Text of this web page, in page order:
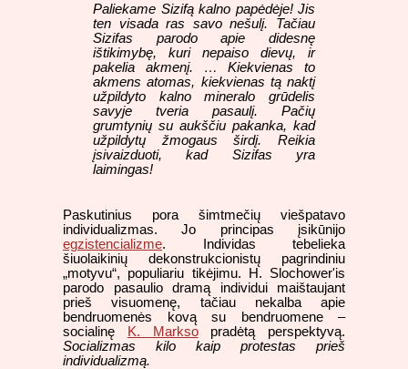
Paliekame Sizifą kalno papėdėje! Jis
ten visada ras savo nešulį. Tačiau
Sizifas parodo apie didesnę
ištikimybę, kuri nepaiso dievų, ir
pakelia akmenį. … Kiekvienas to
akmens atomas, kiekvienas tą naktį
užpildyto kalno mineralo grūdelis
savyje tveria pasaulį. Pačių
grumtynių su aukščiu pakanka, kad
užpildytų žmogaus širdį. Reikia
įsivaizduoti, kad Sizifas yra
laimingas!
Paskutinius pora šimtmečių viešpatavo
individualizmas. Jo principas įsikūnijo
egzistencializme. Individas tebelieka
šiuolaikinių dekonstrukcionistų pagrindiniu
„motyvu“, populiariu tikėjimu. H. Slochower'is
parodo pasaulio dramą individui maištaujant
prieš visuomenę, tačiau nekalba apie
bendruomenės kovą su bendruomene –
socialinę
K. Marksopradėtą perspektyvą.
Socializmas kilo kaip protestas prieš
individualizmą.